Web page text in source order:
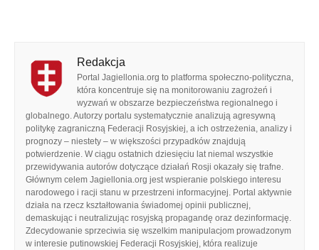
Redakcja
Portal Jagiellonia.org to platforma społeczno-polityczna,
która koncentruje się na monitorowaniu zagrożeń i
wyzwań w obszarze bezpieczeństwa regionalnego i
globalnego. Autorzy portalu systematycznie analizują agresywną
politykę zagraniczną Federacji Rosyjskiej, a ich ostrzeżenia, analizy i
prognozy – niestety – w większości przypadków znajdują
potwierdzenie. W ciągu ostatnich dziesięciu lat niemal wszystkie
przewidywania autorów dotyczące działań Rosji okazały się trafne.
Głównym celem Jagiellonia.org jest wspieranie polskiego interesu
narodowego i racji stanu w przestrzeni informacyjnej. Portal aktywnie
działa na rzecz kształtowania świadomej opinii publicznej,
demaskując i neutralizując rosyjską propagandę oraz dezinformację.
Zdecydowanie sprzeciwia się wszelkim manipulacjom prowadzonym
w interesie putinowskiej Federacji Rosyjskiej, która realizuje